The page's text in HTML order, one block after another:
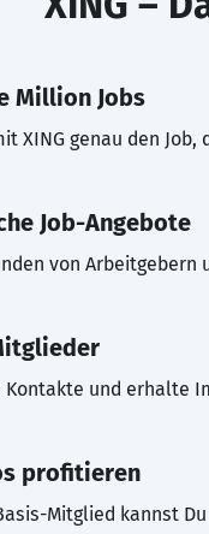
Million Jobs
XING genau den
Job-Angebote
von Arbeitgebern
Kontakte und erhalte
profitieren
Mitglied kannst